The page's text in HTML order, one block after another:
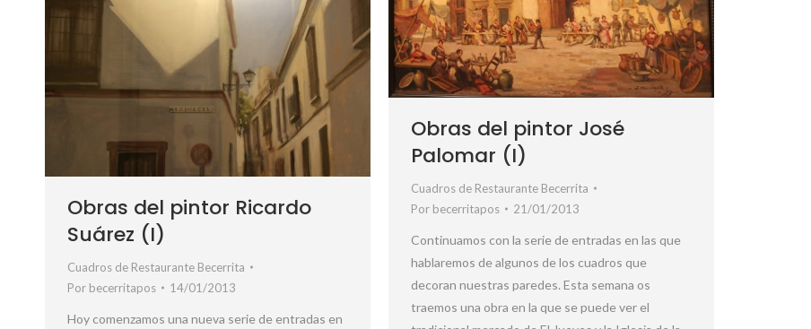
Obras del pintor José
Palomar (I)
Cuadros de Restaurante Becerrita
Por becerritapos 21/01/2013
Continuamos con la serie de entradas en las que
hablaremos de algunos de los cuadros que
decoran nuestras paredes. Esta semana os
traemos una obra en la que se puede ver el
Obras del pintor Ricardo
Suárez (I)
Cuadros de Restaurante Becerrita
Por becerritapos 14/01/2013
Hoy comenzamos una nueva serie de entradas en